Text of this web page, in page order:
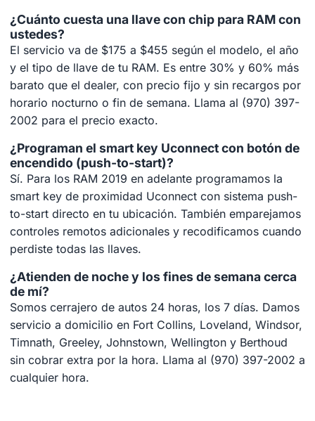
¿Cuánto cuesta una llave con chip para RAM con
ustedes?
El servicio va de $175 a $455 según el modelo, el año
y el tipo de llave de tu RAM. Es entre 30% y 60% más
barato que el dealer, con precio fijo y sin recargos por
horario nocturno o fin de semana. Llama al (970) 397-
2002 para el precio exacto.
¿Programan el smart key Uconnect con botón de
encendido (push-to-start)?
Sí. Para los RAM 2019 en adelante programamos la
smart key de proximidad Uconnect con sistema push-
to-start directo en tu ubicación. También emparejamos
controles remotos adicionales y recodificamos cuando
perdiste todas las llaves.
¿Atienden de noche y los fines de semana cerca
de mí?
Somos cerrajero de autos 24 horas, los 7 días. Damos
servicio a domicilio en Fort Collins, Loveland, Windsor,
Timnath, Greeley, Johnstown, Wellington y Berthoud
sin cobrar extra por la hora. Llama al (970) 397-2002 a
cualquier hora.